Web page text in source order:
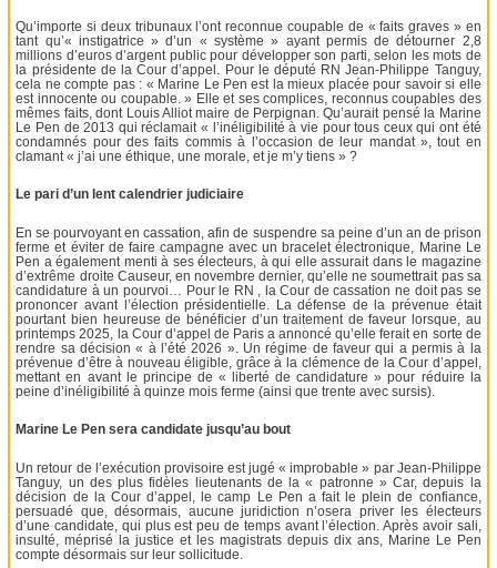
Qu’importe si deux tribunaux l’ont reconnue coupable de « faits graves » en
tant qu’« instigatrice » d’un « système » ayant permis de détourner 2,8
millions d’euros d’argent public pour développer son parti, selon les mots de
la présidente de la Cour d’appel. Pour le député RN Jean-Philippe Tanguy,
cela ne compte pas : « Marine Le Pen est la mieux placée pour savoir si elle
est innocente ou coupable. » Elle et ses complices, reconnus coupables des
mêmes faits, dont Louis Alliot maire de Perpignan. Qu’aurait pensé la Marine
Le Pen de 2013 qui réclamait « l’inéligibilité à vie pour tous ceux qui ont été
condamnés pour des faits commis à l’occasion de leur mandat », tout en
clamant « j’ai une éthique, une morale, et je m’y tiens » ?
Le pari d’un lent calendrier judiciaire
En se pourvoyant en cassation, afin de suspendre sa peine d’un an de prison
ferme et éviter de faire campagne avec un bracelet électronique, Marine Le
Pen a également menti à ses électeurs, à qui elle assurait dans le magazine
d’extrême droite Causeur, en novembre dernier, qu’elle ne soumettrait pas sa
candidature à un pourvoi… Pour le RN , la Cour de cassation ne doit pas se
prononcer avant l’élection présidentielle. La défense de la prévenue était
pourtant bien heureuse de bénéficier d’un traitement de faveur lorsque, au
printemps 2025, la Cour d’appel de Paris a annoncé qu’elle ferait en sorte de
rendre sa décision « à l’été 2026 ». Un régime de faveur qui a permis à la
prévenue d’être à nouveau éligible, grâce à la clémence de la Cour d’appel,
mettant en avant le principe de « liberté de candidature » pour réduire la
peine d’inéligibilité à quinze mois ferme (ainsi que trente avec sursis).
Marine Le Pen sera candidate jusqu’au bout
Un retour de l’exécution provisoire est jugé « improbable » par Jean-Philippe
Tanguy, un des plus fidèles lieutenants de la « patronne » Car, depuis la
décision de la Cour d’appel, le camp Le Pen a fait le plein de confiance,
persuadé que, désormais, aucune juridiction n’osera priver les électeurs
d’une candidate, qui plus est peu de temps avant l’élection. Après avoir sali,
insulté, méprisé la justice et les magistrats depuis dix ans, Marine Le Pen
compte désormais sur leur sollicitude.